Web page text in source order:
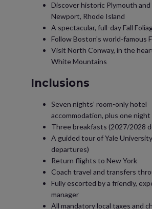
Discover historic Plymouth
Newport, Rhode Island
A spectacular, full-day Fall
Follow Boston's world-famous
Visit North Conway, in the
White Mountains
Inclusions
Seven nights’ room-only hotel
accommodation, plus one
Three breakfasts (2027/2028
A guided tour of Yale
departures)
Return flights to New York
Coach travel and transfers
Fully escorted by a friendly,
manager
All mandatory local taxes and